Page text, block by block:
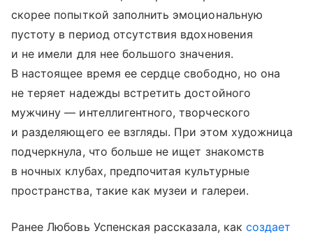
скорее попыткой заполнить эмоциональную
пустоту в период отсутствия вдохновения
и не имели для нее большого значения.
В настоящее время ее сердце свободно, но она
не теряет надежды встретить достойного
мужчину — интеллигентного, творческого
и разделяющего ее взгляды. При этом художница
подчеркнула, что больше не ищет знакомств
в ночных клубах, предпочитая культурные
пространства, такие как музеи и галереи.
Ранее Любовь Успенская рассказала, как создает